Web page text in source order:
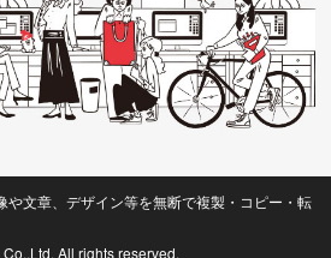
や文章、デザイン等を無断で複製・コピー・転
All rights reserved.